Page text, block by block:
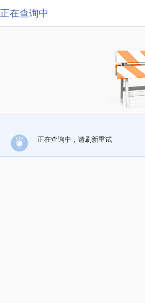
正在查询中
正在查询中，请刷新重试